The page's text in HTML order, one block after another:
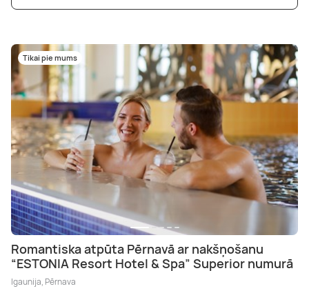
Tikai pie mums
Romantiska atpūta Pērnavā ar nakšņošanu
“ESTONIA Resort Hotel & Spa” Superior numurā
Igaunija, Pērnava